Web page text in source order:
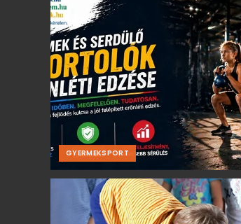
GYERMEKSPORT